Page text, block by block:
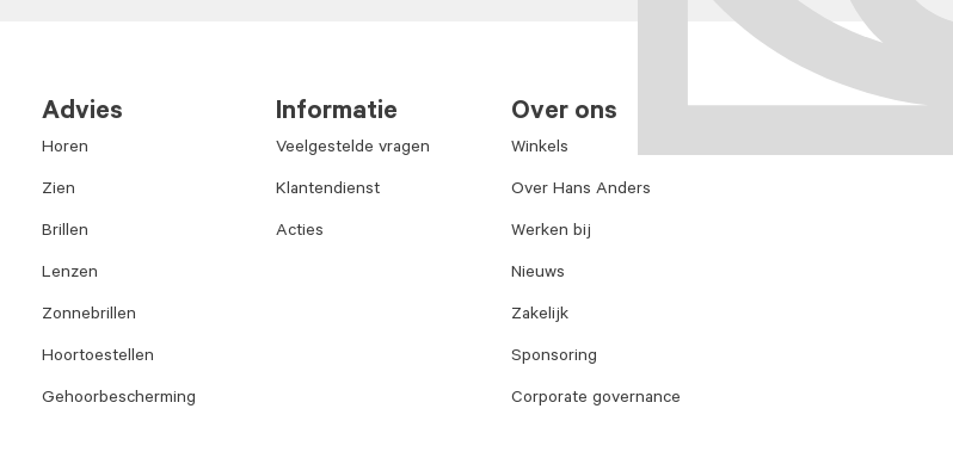
Advies
Horen
Zien
Brillen
Lenzen
Zonnebrillen
Hoortoestellen
Gehoorbescherming
Informatie
Veelgestelde vragen
Klantendienst
Acties
Over ons
Winkels
Over Hans Anders
Werken bij
Nieuws
Zakelijk
Sponsoring
Corporate governance